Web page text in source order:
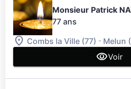
Monsieur Patrick
77 ans
Combs la Ville (77) - Melun
Voir